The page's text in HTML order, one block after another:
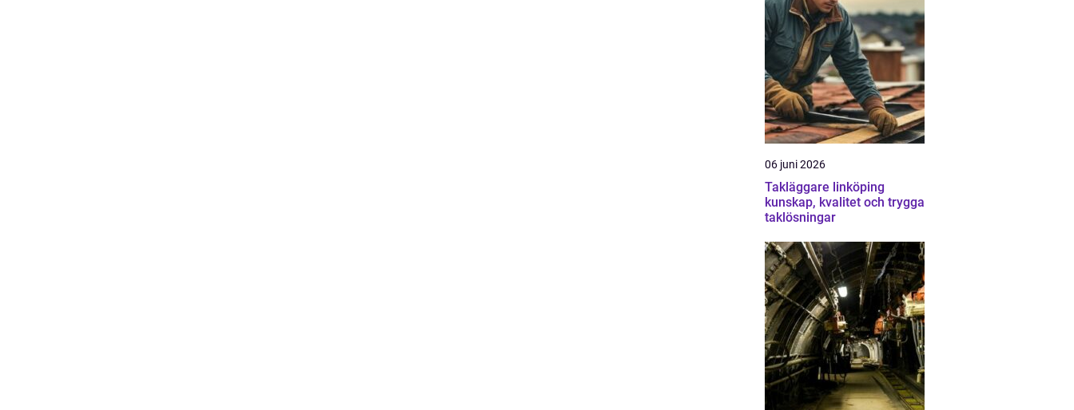
06 juni 2026
Takläggare linköping
kunskap, kvalitet och trygga
taklösningar